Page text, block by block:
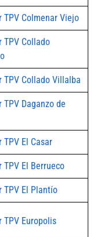
TPV Colmenar Viejo
TPV Collado
TPV Collado Villalba
TPV Daganzo de
TPV El Casar
TPV El Berrueco
TPV El Plantío
TPV Europolis